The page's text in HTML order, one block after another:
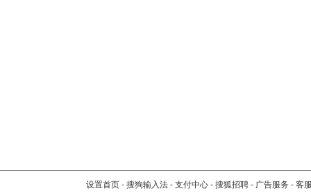
设置首页 - 搜狗输入法 - 支付中心 - 搜狐招聘 - 广告服务 - 客